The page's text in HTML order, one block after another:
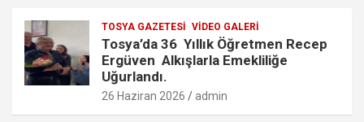
TOSYA GAZETESI VIDEO GALERI
Tosya’da 36 Yıllık Öğretmen Recep
Ergüven Alkışlarla Emekliliğe
Uğurlandı.
26 Haziran 2026 admin